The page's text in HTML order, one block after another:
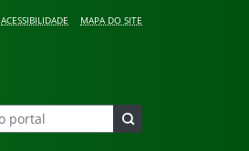
ACESSIBILIDADE MAPA DO SITE